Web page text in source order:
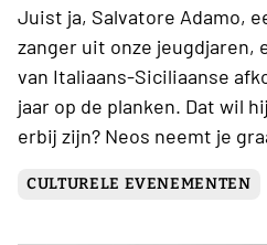
Juist ja, Salvatore Adamo,
zanger uit onze jeugdjaren,
van Italiaans-Siciliaanse
jaar op de planken. Dat wil
erbij zijn? Neos neemt je
CULTURELE EVENEMENTEN